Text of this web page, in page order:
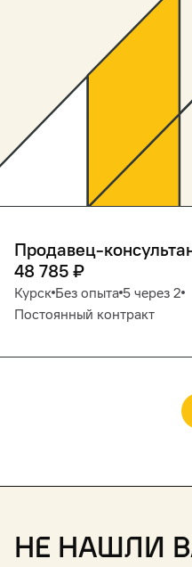
Продавец-
48 785 ₽
Курск Без опыта 5 через 2
Постоянный контракт
Не нашли